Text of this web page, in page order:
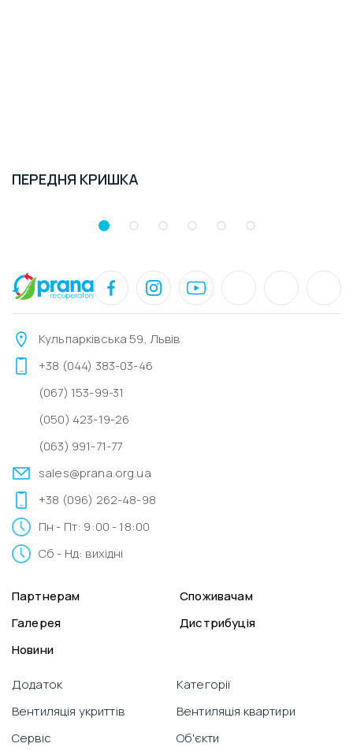
ПЕРЕДНЯ КРИШКА
Кульпарківська 59, Львів
+38 (044) 383-03-46
(067) 153-99-31
(050) 423-19-26
(063) 991-71-77
sales@prana.org.ua
+38 (096) 262-48-98
Пн - Пт: 9:00 - 18:00
Сб - Нд: вихідні
Партнерам
Споживачам
Галерея
Дистрибуція
Новини
Додаток
Вентиляція укриттів
Сервіс
Категорії
Вентиляція квартири
Об'єкти